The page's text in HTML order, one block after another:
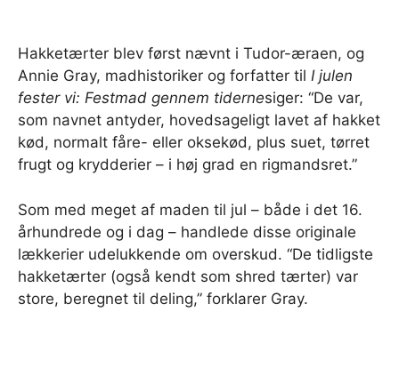
Hakketærter blev først nævnt i Tudor-æraen, og
Annie Gray, madhistoriker og forfatter til I julen
fester vi: Festmad gennem tidernesiger: “De var,
som navnet antyder, hovedsageligt lavet af hakket
kød, normalt fåre- eller oksekød, plus suet, tørret
frugt og krydderier – i høj grad en rigmandsret.”
Som med meget af maden til jul – både i det 16.
århundrede og i dag – handlede disse originale
lækkerier udelukkende om overskud. “De tidligste
hakketærter (også kendt som shred tærter) var
store, beregnet til deling,” forklarer Gray.